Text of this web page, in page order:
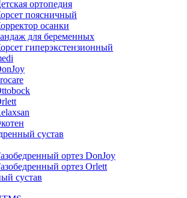
ортопедия
поясничный
осанки
для беременных
гиперэкстензионный
сустав
ортез DonJoy
ортез Orlett
сустав